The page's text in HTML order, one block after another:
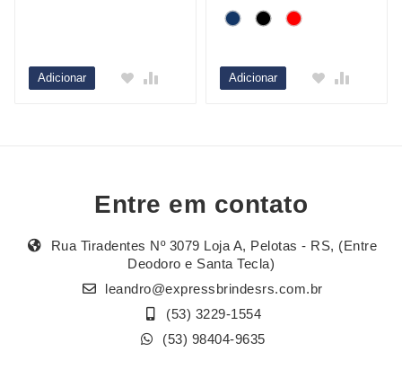
Adicionar Adicionar
Entre em contato
Rua Tiradentes Nº 3079 Loja A, Pelotas - RS, (Entre
Deodoro e Santa Tecla)
leandro@expressbrindesrs.com.br
(53) 3229-1554
(53) 98404-9635